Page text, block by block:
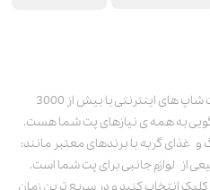
پت استور به عنوان یکی از قدیمی‌ترین پت شاپ های اینترنتی با بیش از 3000
به همه ی نیازهای پت شما هست.
گربه با برندهای معتبر مانند:
از لوازم جانبی برای پت شما است.
کلیک انتخاب کنید و در سریع ترین زمان